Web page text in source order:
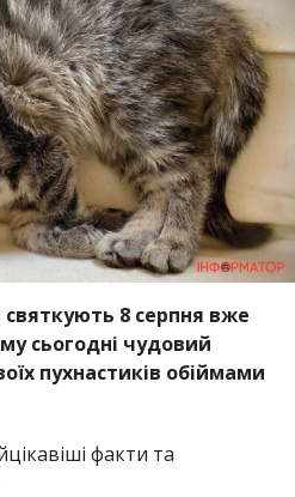
святкують 8 серпня вже
сьогодні чудовий
пухнастиків обіймами
факти та